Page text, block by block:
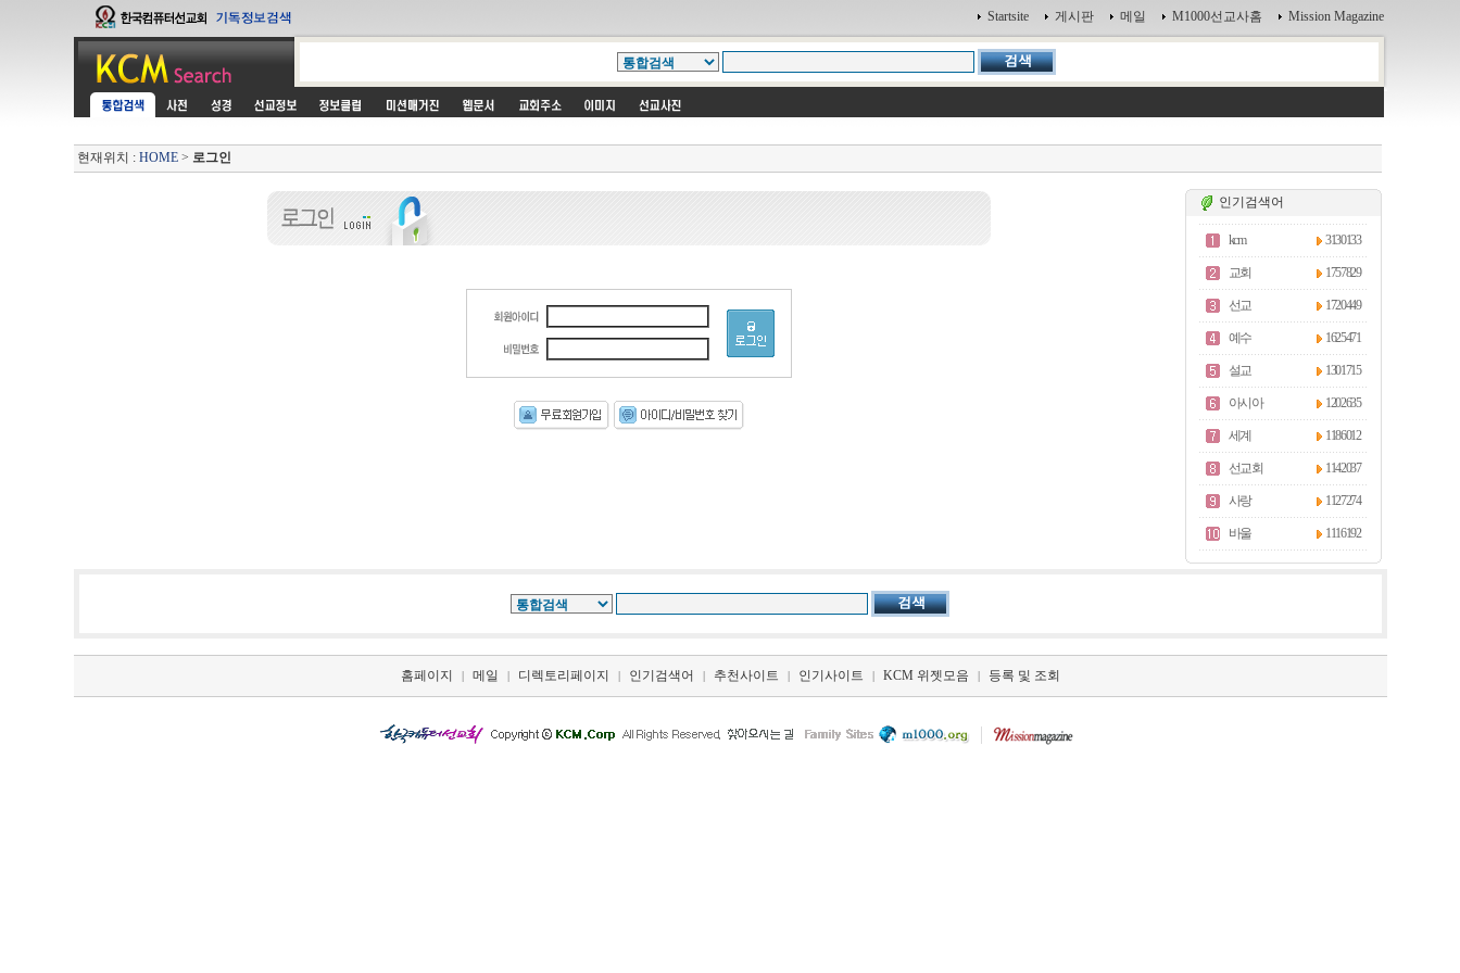
Startsite 게시판 메일 M1000선교사홈 Mission Magazine
현재위치 : HOME> 로그인
인기검색어
kcm 3130133
교회 1757829
선교 1720449
예수 1625471
설교 1301715
아시아 1202635
세계 1186012
선교회 1142037
사랑 1127274
바울 1116192
홈페이지 | 메일 | 디렉토리페이지 | 인기검색어 | 추천사이트 | 인기사이트 | KCM 위젯모음 | 등록 및 조회